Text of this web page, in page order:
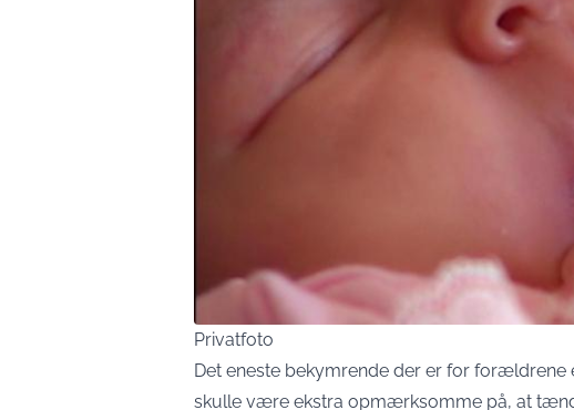
Privatfoto
Det eneste bekymrende der er for forældrene
skulle være ekstra opmærksomme på, at